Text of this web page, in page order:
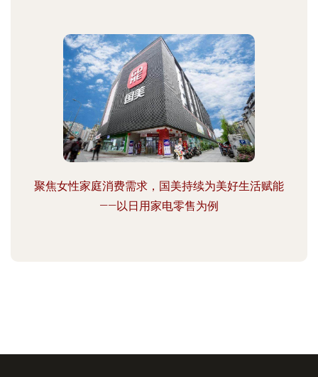
聚焦女性家庭消费需求，国美持续为美好生活赋能
——以日用家电零售为例